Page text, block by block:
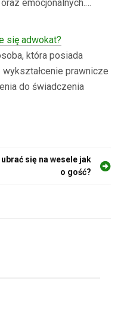
emocjonalnych.…
się adwokat?
która posiada
prawnicze
do świadczenia
się na wesele jak
o gość?